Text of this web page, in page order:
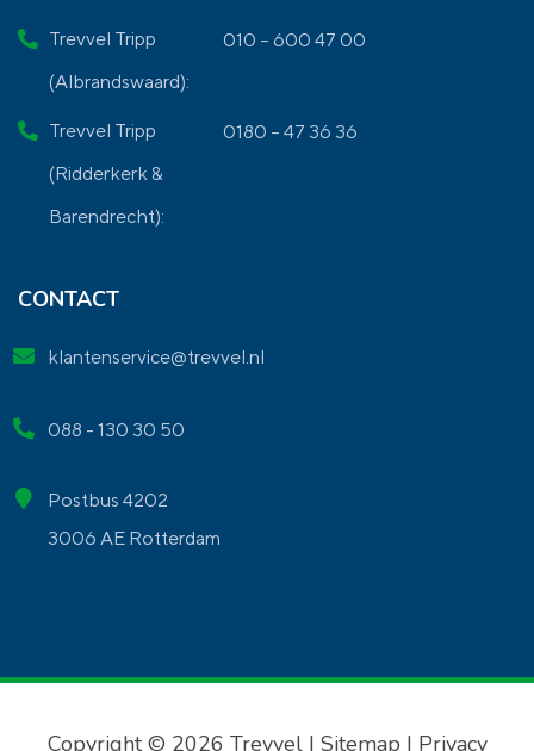
Trevvel Tripp
(Albrandswaard):
010 – 600 47 00
Trevvel Tripp
(Ridderkerk &
Barendrecht):
0180 – 47 36 36
CONTACT
klantenservice@trevvel.nl
088 - 130 30 50
Postbus 4202
3006 AE Rotterdam
Copyright © 2026 Trevvel | Sitemap | Privacy